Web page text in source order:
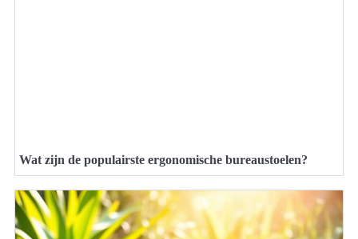
Wat zijn de populairste ergonomische bureaustoelen?